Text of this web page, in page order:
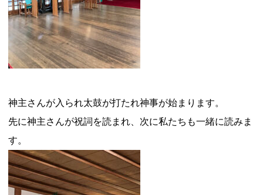
神主さんが入られ太鼓が打たれ神事が始まります。
先に神主さんが祝詞を読まれ、次に私たちも一緒に読みま
す。